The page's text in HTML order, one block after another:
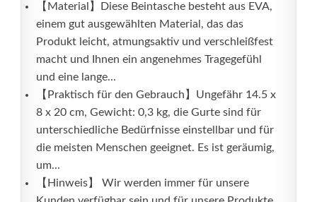
【Material】Diese Beintasche besteht aus EVA,
einem gut ausgewählten Material, das das
Produkt leicht, atmungsaktiv und verschleißfest
macht und Ihnen ein angenehmes Tragegefühl
und eine lange...
【Praktisch für den Gebrauch】Ungefähr 14.5 x
8 x 20 cm, Gewicht: 0,3 kg, die Gurte sind für
unterschiedliche Bedürfnisse einstellbar und für
die meisten Menschen geeignet. Es ist geräumig,
um...
【Hinweis】 Wir werden immer für unsere